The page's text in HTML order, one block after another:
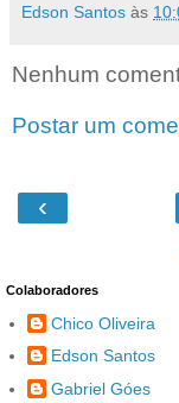
Edson Santos às
Nenhum
Postar um
‹
Colaboradores
Chico Oliveira
Edson Santos
Gabriel Góes